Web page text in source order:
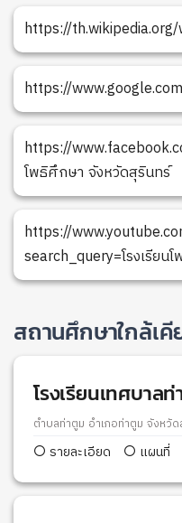
https://th.wikipedia.org/
https://
https://
โพธิศึกษา จังหวัดสุรินทร์
https://
search_query=โรงเรีย
สถานศึกษาใกล้เคี
โรงเรียนเทศบาล
ตำบลท่าตูม อำเภอท่าตูม จังหวั
รายละเอียด แผนที่